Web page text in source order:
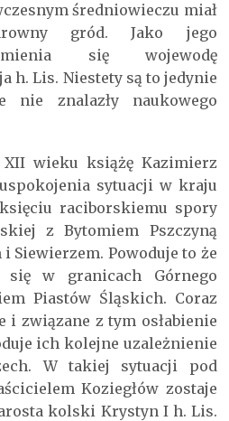
średniowieczu miał
gród. Jako jego
się wojewodę
h. Lis. Niestety są to jedynie
nie znalazły naukowego
XII wieku książę Kazimierz
sytuacji w kraju
raciborskiemu spory
z Bytomiem Pszczyną
Siewierzem. Powoduje to że
się w granicach Górnego
Piastów Śląskich. Coraz
i związane z tym osłabienie
ich kolejne uzależnienie
W takiej sytuacji pod
Koziegłów zostaje
kolski Krystyn I h. Lis.